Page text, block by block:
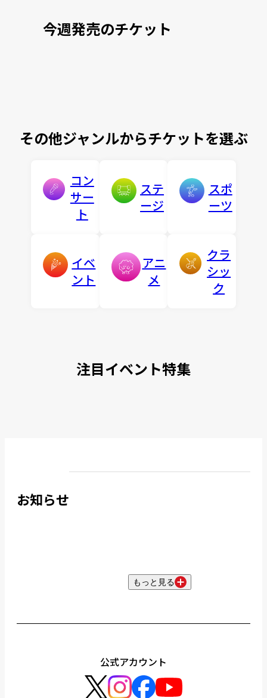
今週発売のチケット
その他ジャンルからチケットを選ぶ
コン
サー
ト
ステ
ージ
スポ
ーツ
イベ
ント
アニ
メ
クラ
シッ
ク
注目イベント特集
お知らせ
もっと見る
公式アカウント